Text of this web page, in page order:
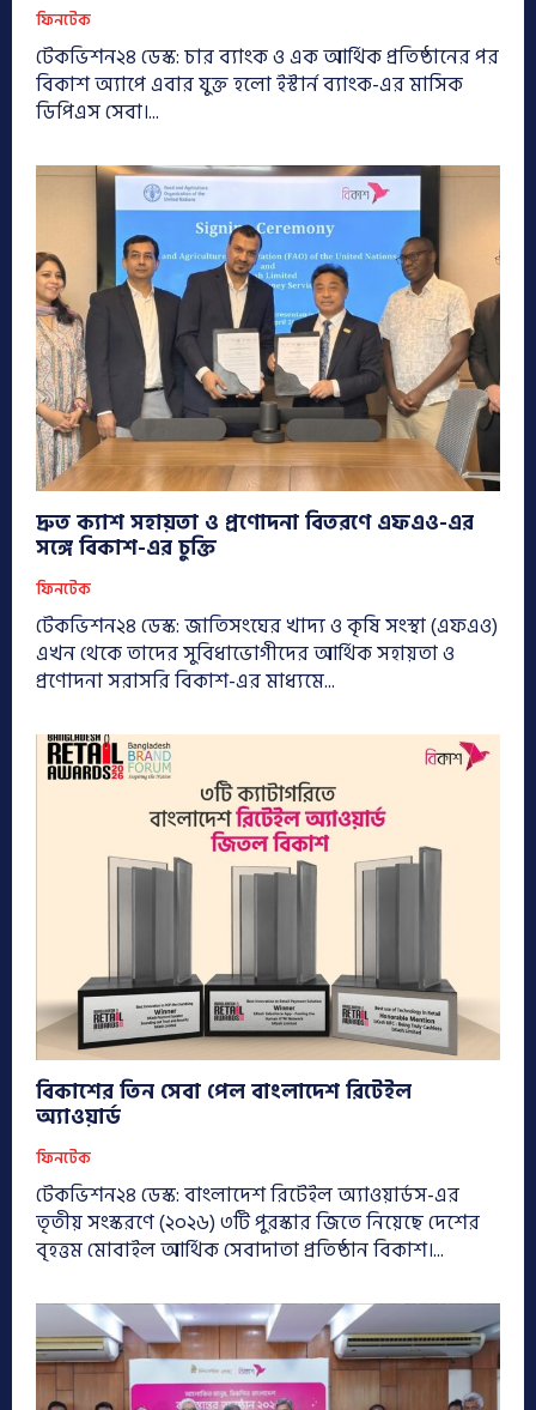
ফিনটেক
টেকভিশন২৪ ডেস্ক: চার ব্যাংক ও এক আর্থিক প্রতিষ্ঠানের পর
বিকাশ অ্যাপে এবার যুক্ত হলো ইস্টার্ন ব্যাংক-এর মাসিক
ডিপিএস সেবা।...
দ্রুত ক্যাশ সহায়তা ও প্রণোদনা বিতরণে এফএও-এর
সঙ্গে বিকাশ-এর চুক্তি
ফিনটেক
টেকভিশন২৪ ডেস্ক: জাতিসংঘের খাদ্য ও কৃষি সংস্থা (এফএও)
এখন থেকে তাদের সুবিধাভোগীদের আর্থিক সহায়তা ও
প্রণোদনা সরাসরি বিকাশ-এর মাধ্যমে...
বিকাশের তিন সেবা পেল বাংলাদেশ রিটেইল
অ্যাওয়ার্ড
ফিনটেক
টেকভিশন২৪ ডেস্ক: বাংলাদেশ রিটেইল অ্যাওয়ার্ডস-এর
তৃতীয় সংস্করণে (২০২৬) ৩টি পুরস্কার জিতে নিয়েছে দেশের
বৃহত্তম মোবাইল আর্থিক সেবাদাতা প্রতিষ্ঠান বিকাশ।...